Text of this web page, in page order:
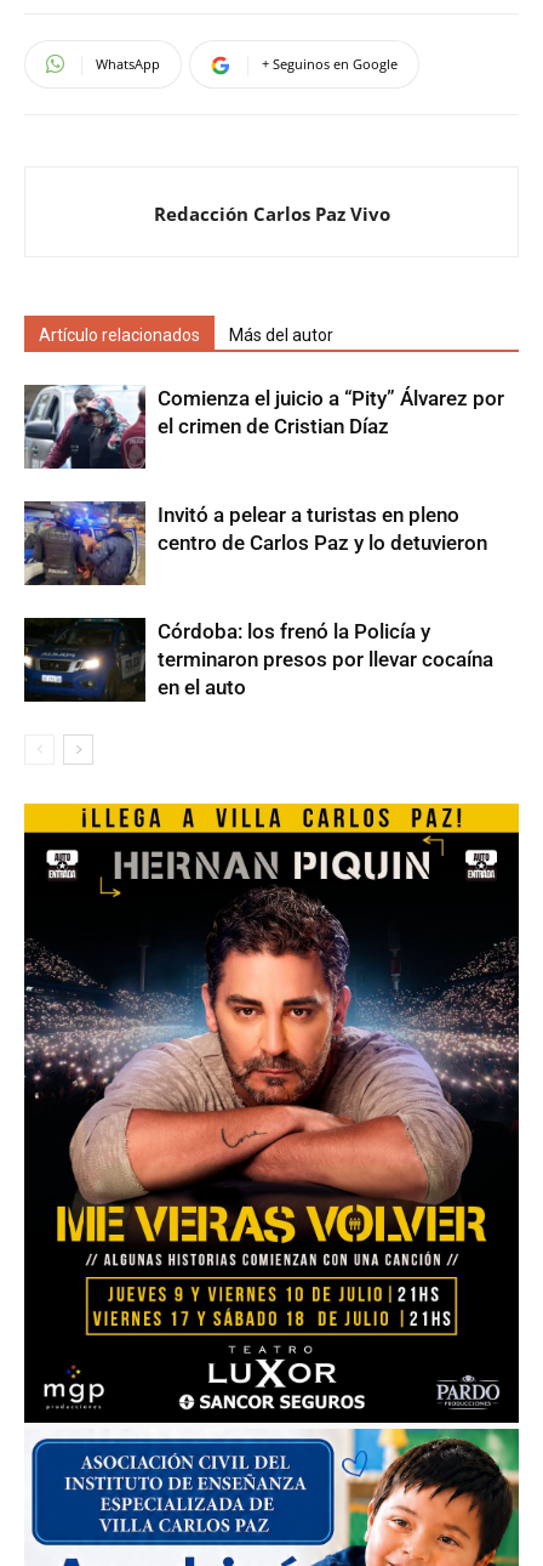
WhatsApp + Seguinos en Google
Redacción Carlos Paz Vivo
Artículo relacionados Más del autor
Comienza el juicio a “Pity” Álvarez por
el crimen de Cristian Díaz
Invitó a pelear a turistas en pleno
centro de Carlos Paz y lo detuvieron
Córdoba: los frenó la Policía y
terminaron presos por llevar cocaína
en el auto